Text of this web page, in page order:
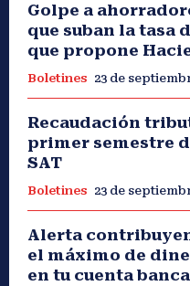
Golpe a
que suban la tasa
que propone
Boletines 23 de
Recaudación
primer semestre
SAT
Boletines 23 de
Alerta
el máximo de
en tu cuenta